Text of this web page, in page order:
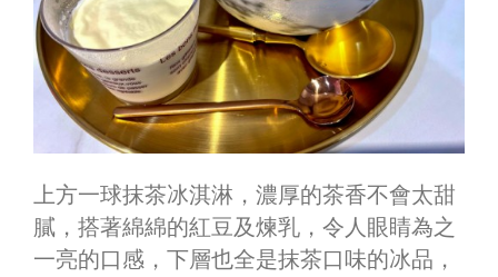
上方一球抹茶冰淇淋， 濃厚的茶香不會太甜
膩，搭著綿綿的紅豆及煉乳，令人眼睛為之
一亮的口感，下層也全是抹茶口味的冰品，